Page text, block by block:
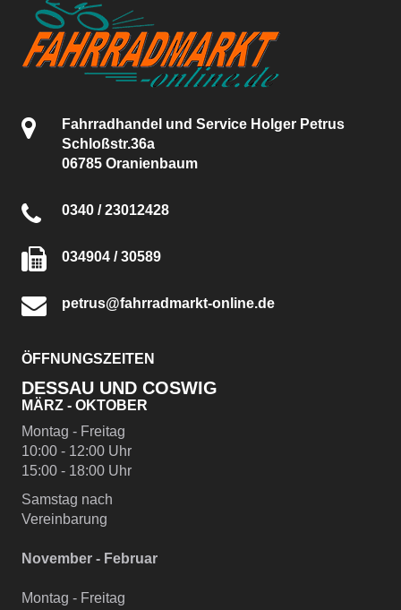
Fahrradhandel und Service Holger Petrus
Schloßstr.36a
06785 Oranienbaum
0340 / 23012428
034904 / 30589
petrus@fahrradmarkt-online.de
ÖFFNUNGSZEITEN
DESSAU UND COSWIG
MÄRZ - OKTOBER
Montag - Freitag
10:00 - 12:00 Uhr
15:00 - 18:00 Uhr
Samstag nach
Vereinbarung
November - Februar
Montag - Freitag